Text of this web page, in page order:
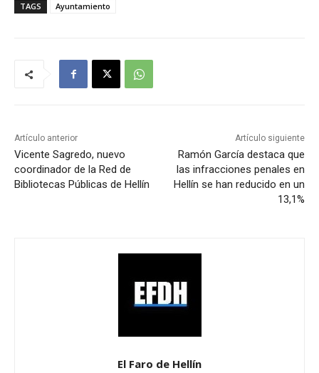
TAGS Ayuntamiento
Artículo anterior
Vicente Sagredo, nuevo
coordinador de la Red de
Bibliotecas Públicas de Hellín
Artículo siguiente
Ramón García destaca que
las infracciones penales en
Hellín se han reducido en un
13,1%
El Faro de Hellín